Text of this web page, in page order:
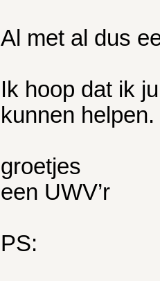
Al met al dus
Ik hoop dat ik
kunnen helpen.
groetjes
een UWV’r
PS: